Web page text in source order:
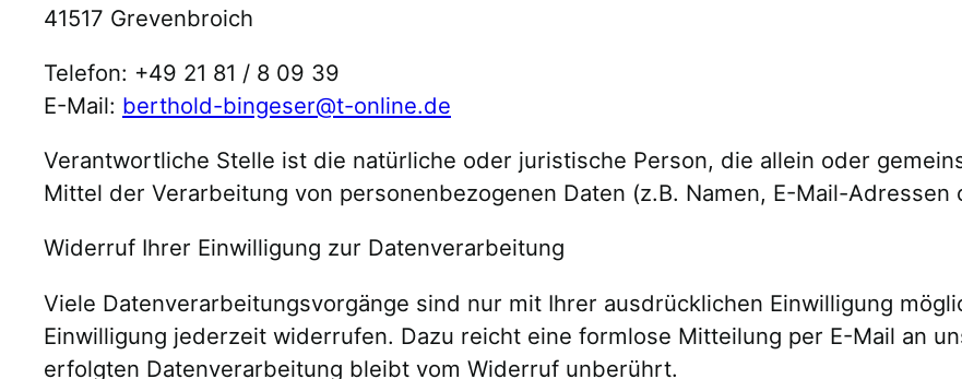
41517 Grevenbroich
Telefon: +49 21 81 / 8 09 39
E-Mail: berthold-bingeser@t-online.de
Verantwortliche Stelle ist die natürliche oder juristische Person, die allein oder
Mittel der Verarbeitung von personenbezogenen Daten (z.B. Namen, E-Mail-Adressen
Widerruf Ihrer Einwilligung zur Datenverarbeitung
Viele Datenverarbeitungsvorgänge sind nur mit Ihrer ausdrücklichen Einwilligung
Einwilligung jederzeit widerrufen. Dazu reicht eine formlose Mitteilung per E-Mail an
erfolgten Datenverarbeitung bleibt vom Widerruf unberührt.